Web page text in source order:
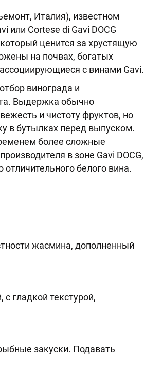
Италия), известном
или Cortese di Gavi DOCG
который ценится за хрустящую
на почвах, богатых
с винами Gavi.
винограда и
Выдержка обычно
и чистоту фруктов, но
в бутылках перед выпуском.
более сложные
в зоне Gavi DOCG,
белого вина.
жасмина, дополненный
гладкой текстурой,
закуски. Подавать